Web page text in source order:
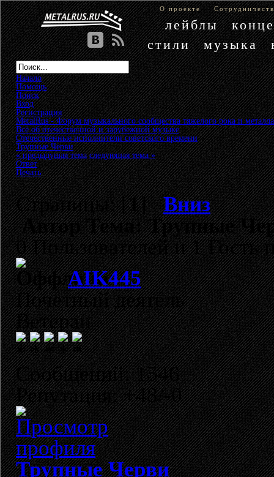
О проекте
лейблы
стили
музыка
Начало
Помощь
Поиск
Вход
Регистрация
MetalRus - Форум музыкального сообщества тяжелого рока и металла
Всё об отечественной и зарубежной музыке»
Отечественные исполнители советского времени»
Трупные Черви
« предыдущая тема следующая тема »
Ответ
Печать
Страницы: [1]Вниз
АвторТема: Трупные
0 Пользователей и 1 Гость
AIK445
Почетный деятель
Ветеран
Сообщений: 1546
Репутация: +48/-0
Трупные Черви